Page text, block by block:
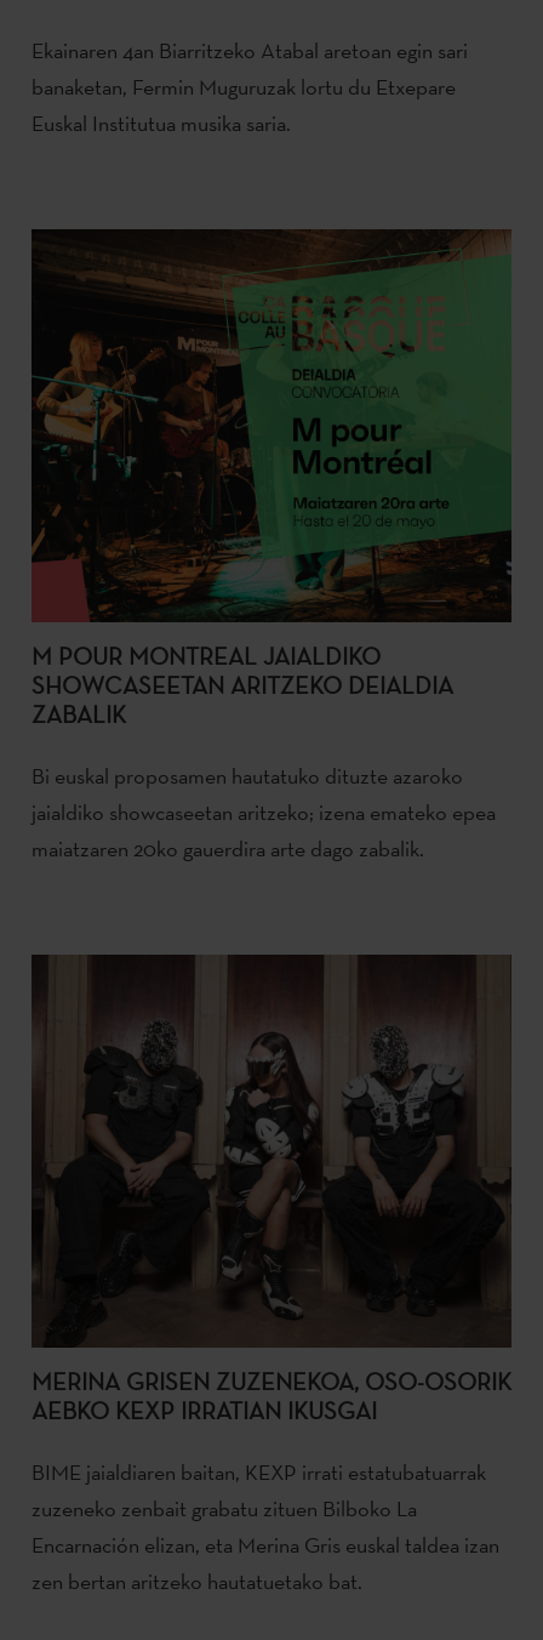
Ekainaren 4an Biarritzeko Atabal aretoan egin sari
banaketan, Fermin Muguruzak lortu du Etxepare
Euskal Institutua musika saria.
M POUR MONTREAL JAIALDIKO
SHOWCASEETAN ARITZEKO DEIALDIA
ZABALIK
Bi euskal proposamen hautatuko dituzte azaroko
jaialdiko showcaseetan aritzeko; izena emateko epea
maiatzaren 20ko gauerdira arte dago zabalik.
MERINA GRISEN ZUZENEKOA, OSO-OSORIK
AEBKO KEXP IRRATIAN IKUSGAI
BIME jaialdiaren baitan, KEXP irrati estatubatuarrak
zuzeneko zenbait grabatu zituen Bilboko La
Encarnación elizan, eta Merina Gris euskal taldea izan
zen bertan aritzeko hautatuetako bat.